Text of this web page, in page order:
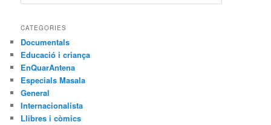
c
CATEGORIES
Documentals
Educació i criança
EnQuarAntena
Especials Masala
General
Internacionalista
Llibres i còmics